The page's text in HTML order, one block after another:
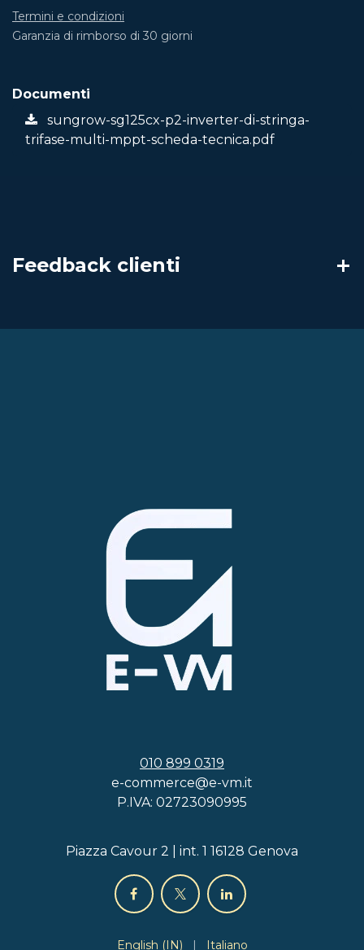
Termini e condizioni
Garanzia di rimborso di 30 giorni
Documenti
sungrow-sg125cx-p2-inverter-di-stringa-
trifase-multi-mppt-scheda-tecnica.pdf
Feedback clienti
010 899 0319
e-commerce@e-vm.it
P.IVA: 02723090995
Piazza Cavour 2 | int. 1 16128 Genova
English (IN) | Italiano